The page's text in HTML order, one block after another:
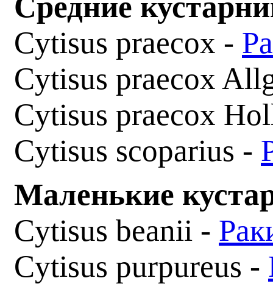
Cytisus praecox -
Cytisus praecox
Cytisus praecox
Cytisus scoparius -
Маленькие
Cytisus beanii -
Cytisus purpureus -